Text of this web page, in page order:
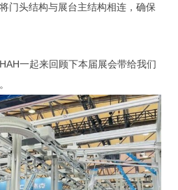
门头结构与展台主结构相连，确保
一起来回顾下本届展会带给我们